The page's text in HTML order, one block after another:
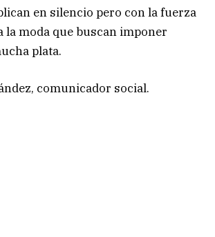
en silencio pero con la fuerza
la moda que buscan imponer
plata.
comunicador social.